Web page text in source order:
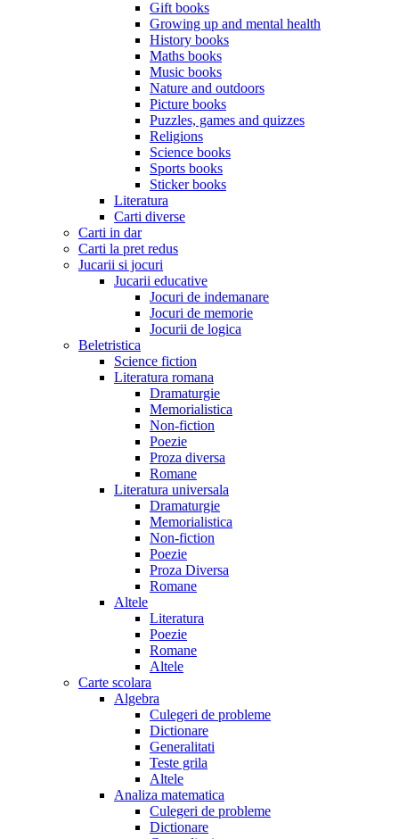
Gift books
Growing up and mental health
History books
Maths books
Music books
Nature and outdoors
Picture books
Puzzles, games and quizzes
Religions
Science books
Sports books
Sticker books
Literatura
Carti diverse
Carti in dar
Carti la pret redus
Jucarii si jocuri
Jucarii educative
Jocuri de indemanare
Jocuri de memorie
Jocurii de logica
Beletristica
Science fiction
Literatura romana
Dramaturgie
Memorialistica
Non-fiction
Poezie
Proza diversa
Romane
Literatura universala
Dramaturgie
Memorialistica
Non-fiction
Poezie
Proza Diversa
Romane
Altele
Literatura
Poezie
Romane
Altele
Carte scolara
Algebra
Culegeri de probleme
Dictionare
Generalitati
Teste grila
Altele
Analiza matematica
Culegeri de probleme
Dictionare